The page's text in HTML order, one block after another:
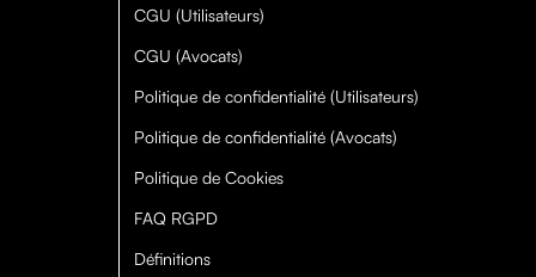
CGU (Utilisateurs)
CGU (Avocats)
Politique de confidentialité (Utilisateurs)
Politique de confidentialité (Avocats)
Politique de Cookies
FAQ RGPD
Définitions